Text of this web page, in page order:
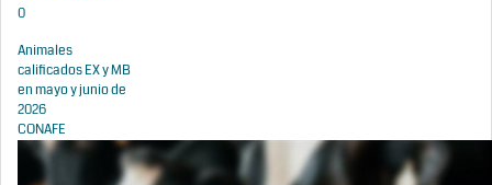
0
Animales
calificados EX y MB
en mayo y junio de
2026
CONAFE